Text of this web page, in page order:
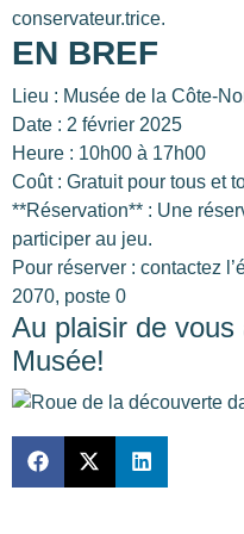
conservateur.trice.
EN BREF
Lieu : Musée de la Côte-
Date : 2 février 2025
Heure : 10h00 à 17h00
Coût : Gratuit pour tous et
**Réservation** : Une
participer au jeu.
Pour réserver : contactez
2070, poste 0
Au plaisir de
Musée!